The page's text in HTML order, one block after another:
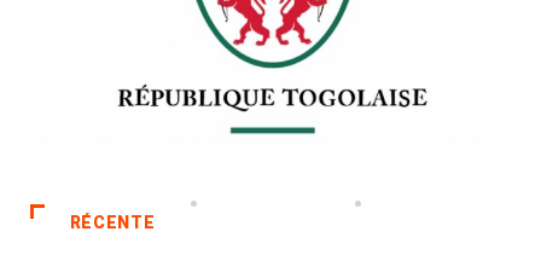
RÉCENTE